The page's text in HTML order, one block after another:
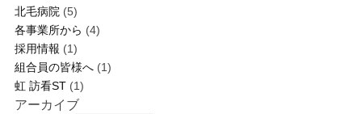
北毛病院 (5)
各事業所から (4)
採用情報 (1)
組合員の皆様へ(1)
虹 訪看ST(1)
アーカイブ